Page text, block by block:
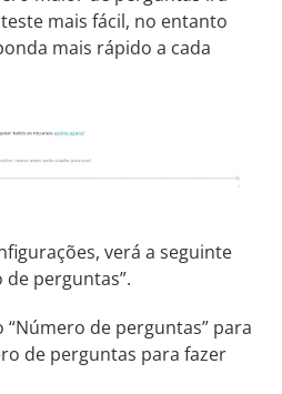
mais fácil, no entanto
mais rápido a cada
verá a seguinte
de perguntas”.
“Número de perguntas” para
de perguntas para fazer